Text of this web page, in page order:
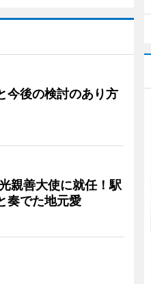
今後の検討のあり方
親善大使に就任！駅
奏でた地元愛